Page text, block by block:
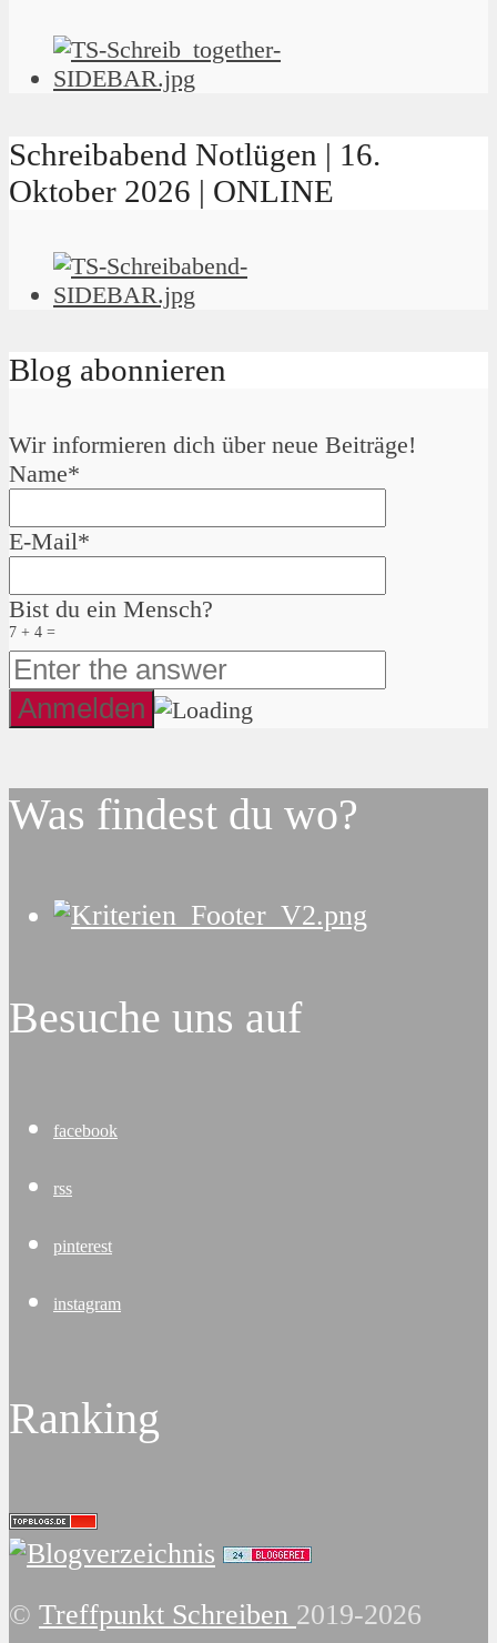
Schreibabend Notlügen | 16.
Oktober 2026 | ONLINE
Blog abonnieren
Wir informieren dich über neue Beiträge!
Name*
E-Mail*
Bist du ein Mensch?
7 + 4 =
Was findest du wo?
Besuche uns auf
facebook
rss
pinterest
instagram
Ranking
© Treffpunkt Schreiben 2019-2026